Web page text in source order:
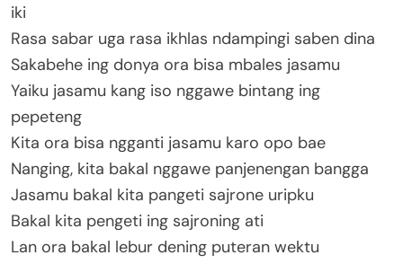
iki
Rasa sabar uga rasa ikhlas ndampingi saben dina
Sakabehe ing donya ora bisa mbales jasamu
Yaiku jasamu kang iso nggawe bintang ing
pepeteng
Kita ora bisa ngganti jasamu karo opo bae
Nanging, kita bakal nggawe panjenengan bangga
Jasamu bakal kita pangeti sajrone uripku
Bakal kita pengeti ing sajroning ati
Lan ora bakal lebur dening puteran wektu